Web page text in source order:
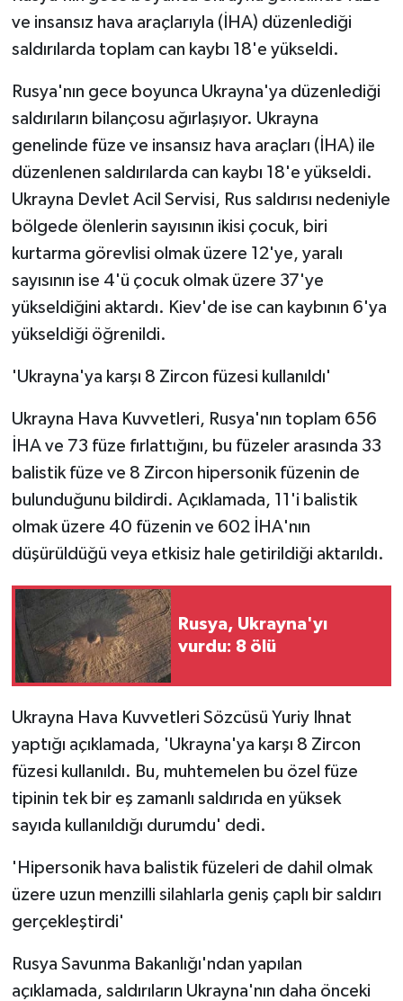
ve insansız hava araçlarıyla (İHA) düzenlediği
saldırılarda toplam can kaybı 18'e yükseldi.
Rusya'nın gece boyunca Ukrayna'ya düzenlediği
saldırıların bilançosu ağırlaşıyor. Ukrayna
genelinde füze ve insansız hava araçları (İHA) ile
düzenlenen saldırılarda can kaybı 18'e yükseldi.
Ukrayna Devlet Acil Servisi, Rus saldırısı nedeniyle
bölgede ölenlerin sayısının ikisi çocuk, biri
kurtarma görevlisi olmak üzere 12'ye, yaralı
sayısının ise 4'ü çocuk olmak üzere 37'ye
yükseldiğini aktardı. Kiev'de ise can kaybının 6'ya
yükseldiği öğrenildi.
'Ukrayna'ya karşı 8 Zircon füzesi kullanıldı'
Ukrayna Hava Kuvvetleri, Rusya'nın toplam 656
İHA ve 73 füze fırlattığını, bu füzeler arasında 33
balistik füze ve 8 Zircon hipersonik füzenin de
bulunduğunu bildirdi. Açıklamada, 11'i balistik
olmak üzere 40 füzenin ve 602 İHA'nın
düşürüldüğü veya etkisiz hale getirildiği aktarıldı.
Rusya, Ukrayna'yı
vurdu: 8 ölü
Ukrayna Hava Kuvvetleri Sözcüsü Yuriy Ihnat
yaptığı açıklamada, 'Ukrayna'ya karşı 8 Zircon
füzesi kullanıldı. Bu, muhtemelen bu özel füze
tipinin tek bir eş zamanlı saldırıda en yüksek
sayıda kullanıldığı durumdu' dedi.
'Hipersonik hava balistik füzeleri de dahil olmak
üzere uzun menzilli silahlarla geniş çaplı bir saldırı
gerçekleştirdi'
Rusya Savunma Bakanlığı'ndan yapılan
açıklamada, saldırıların Ukrayna'nın daha önceki
GENEL
GÜNDEM
Güvenlik
İNSAN
İş Dünyası
Jandarma
Kadın
KÜLTÜR SANAT
Otomobil
POLİTİKA
Sağlık
SİYASET
SPOR HABERLERİ
TEKNOLOJİ
Turizm
ÜLKE GÜNDEMİ
YAŞAM
YEREL
Yerel Haberler